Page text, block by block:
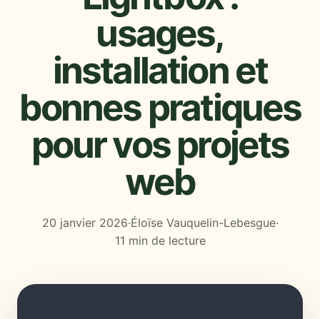
usages,
installation et
bonnes pratiques
pour vos projets
web
20 janvier 2026·Éloïse Vauquelin-Lebesgue·
11 min de lecture